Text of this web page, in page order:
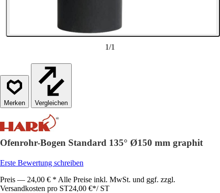
1/1
Vergleichen
Ofenrohr-Bogen Standard 135° Ø150 mm graphit
Erste Bewertung schreiben
Preis — 24,00 € * Alle Preise inkl. MwSt. und ggf. zzgl.
Versandkosten pro ST24,00 €*/ ST